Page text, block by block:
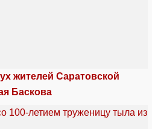
жителей Саратовской
Баскова